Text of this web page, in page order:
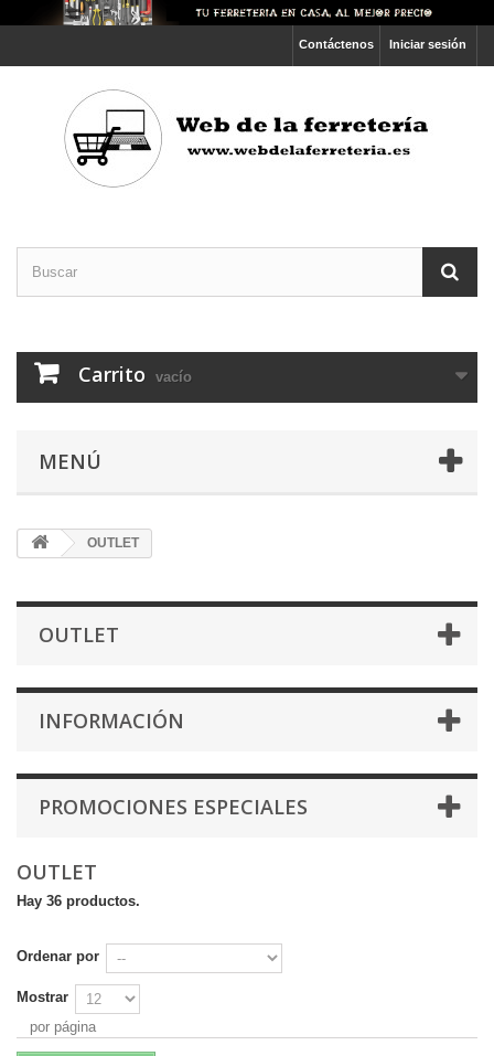
Iniciar sesión
Contáctenos
Carrito vacío
MENÚ
OUTLET
OUTLET
INFORMACIÓN
PROMOCIONES ESPECIALES
OUTLET
Hay 36 productos.
Ordenar por
Mostrar
por página